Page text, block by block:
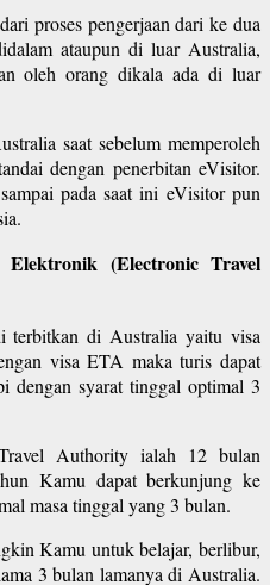
proses pengerjaan dari ke dua
ataupun di luar Australia,
oleh orang dikala ada di luar
saat sebelum memperoleh
dengan penerbitan eVisitor.
pada saat ini eVisitor pun
(Electronic Travel
terbitkan di Australia yaitu visa
visa ETA maka turis dapat
dengan syarat tinggal optimal 3
Authority ialah 12 bulan
Kamu dapat berkunjung ke
masa tinggal yang 3 bulan.
Kamu untuk belajar, berlibur,
3 bulan lamanya di Australia.